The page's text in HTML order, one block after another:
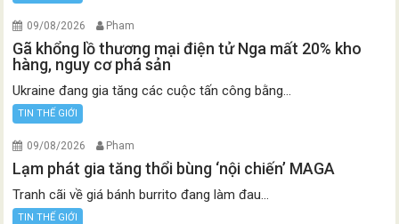
09/08/2026 Pham
Gã khổng lồ thương mại điện tử Nga mất 20% kho
hàng, nguy cơ phá sản
Ukraine đang gia tăng các cuộc tấn công bằng...
TIN THẾ GIỚI
09/08/2026 Pham
Lạm phát gia tăng thổi bùng ‘nội chiến’ MAGA
Tranh cãi về giá bánh burrito đang làm đau...
TIN THẾ GIỚI